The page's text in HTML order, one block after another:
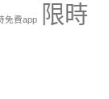
免費app
限時